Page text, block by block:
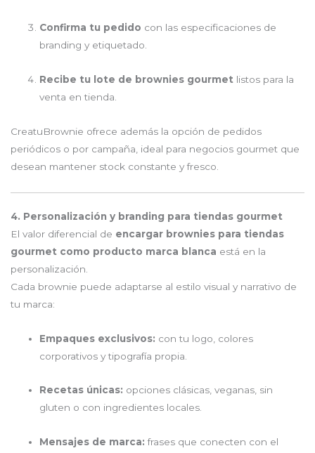
Confirma tu pedido con las especificaciones de
branding y etiquetado.
Recibe tu lote de brownies gourmet listos para la
venta en tienda.
CreatuBrownie ofrece además la opción de pedidos
periódicos o por campaña, ideal para negocios gourmet que
desean mantener stock constante y fresco.
4. Personalización y branding para tiendas gourmet
El valor diferencial de encargar brownies para tiendas
gourmet como producto marca blanca está en la
personalización.
Cada brownie puede adaptarse al estilo visual y narrativo de
tu marca:
Empaques exclusivos: con tu logo, colores
corporativos y tipografía propia.
Recetas únicas: opciones clásicas, veganas, sin
gluten o con ingredientes locales.
Mensajes de marca: frases que conecten con el